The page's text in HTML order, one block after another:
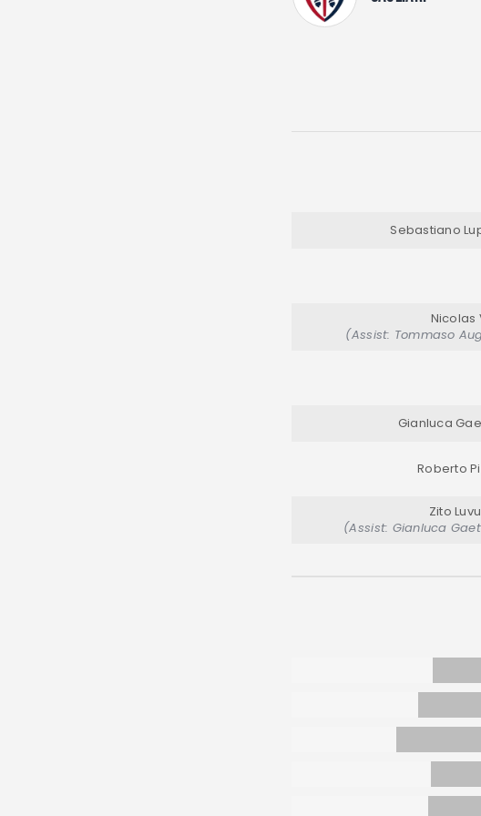
Sebastiano
Nicolas
(Assist: Tommaso
Gianluca
Roberto
Zito
(Assist: Gianluca